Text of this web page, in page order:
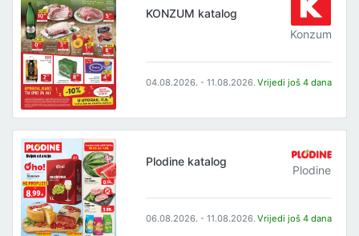
KONZUM katalog
Konzum
04.08.2026. - 11.08.2026. Vrijedi još 4 dana
Plodine katalog
Plodine
06.08.2026. - 11.08.2026. Vrijedi još 4 dana